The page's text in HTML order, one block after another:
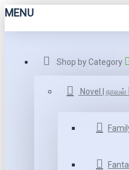
MENU
Shop by Category
Novel | நாவல்